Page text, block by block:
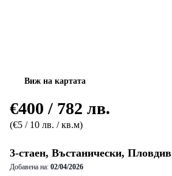
Виж на картата
€400 / 782 лв.
(€5 / 10 лв. / кв.м)
3-стаен, Въстанически, Пловдив
Добавена на: 02/04/2026